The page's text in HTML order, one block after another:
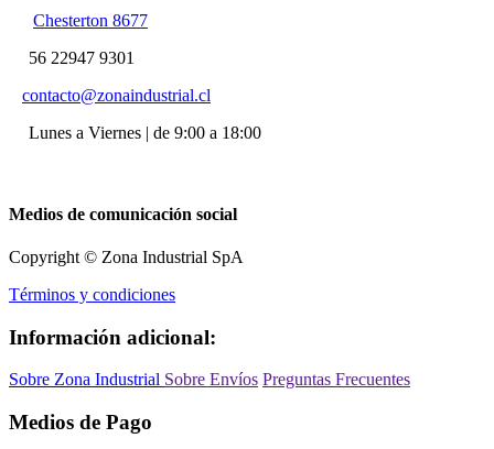
Chesterton 8677
56 22947 9301
contacto@zonaindustrial.cl
Lunes a Viernes | de 9:00 a 18:00
Medios de comunicación social
Copyright © Zona Industrial SpA
Términos y condiciones
Información adicional:
Sobre Zona Industrial Sobre Envíos Preguntas Frecuentes
Medios de Pago